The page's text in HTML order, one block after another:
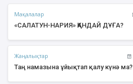
Мақалалар
«САЛАТУН-НАРИЯ» ҚАНДАЙ ДҰҒА?
Жаңалықтар
Таң намазына ұйықтап қалу күнә ма?